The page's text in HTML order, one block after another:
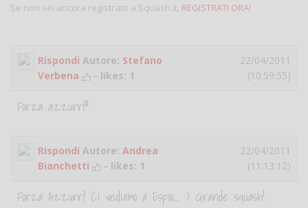
Se non sei ancora registrato a Squash.it, REGISTRATI ORA!
Rispondi Autore: Stefano
Verbena
- likes: 1
22/04/2011
(10:59:55)
Forza azzurri!!!
Rispondi Autore: Andrea
Bianchetti
- likes: 1
22/04/2011
(11:13:12)
Forza Azzurri! Ci vediamo a Espoo.... :) Grande squash!